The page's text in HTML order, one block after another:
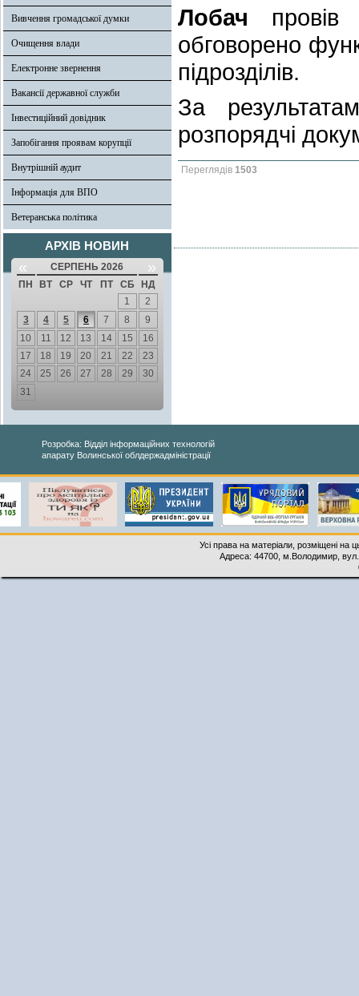
Вивчення громадської думки
Очищення влади
Електронне звернення
Вакансії державної служби
Інвестиційний довідник
Запобігання проявам корупції
Внутрішній аудит
Інформація для ВПО
Ветеранська політика
АРХІВ НОВИН
« СЕРПЕНЬ 2026 »
ПН ВТ СР ЧТ ПТ СБ
НД
1
2
3
4 5 6 7 8
9
10
11 12 13 14 15
16
17
18 19 20 21 22
23
24
25 26 27 28 29
30
31
Лобач провів
обговорено
підрозділів.
За
розпорядчі
Переглядів 1503
Розробка: Відділ інформаційних технологій
апарату Волинської облдержадміністрації
Усі права на матеріали, розміщені на
Адреса: 44700, м.Володимир,